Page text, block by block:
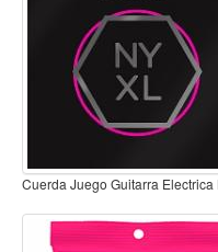
Pedestal para platillo
Pedestal para Hi-Hat
Pedestal para redoblante
Herrajes
Trono
Accesorios
Cuerda Juego Guitarra